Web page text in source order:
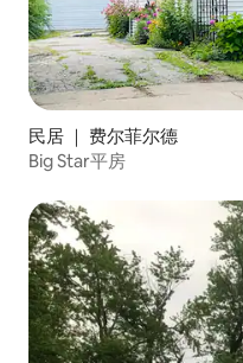
民居 ｜ 费尔菲尔德
Big Star平房